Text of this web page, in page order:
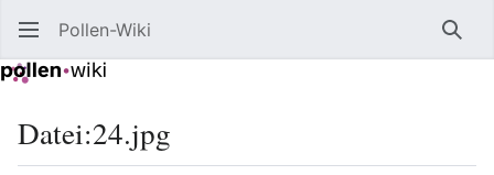
Pollen-Wiki
Datei:24.jpg